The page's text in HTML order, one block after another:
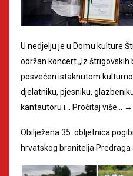
U nedjelju je u Domu kulture
održan koncert „Iz štrigovskih
posvećen istaknutom
djelatniku, pjesniku,
kantautoru i…
Pročitaj više… →
Obilježena 35. obljetnica
hrvatskog branitelja Predraga